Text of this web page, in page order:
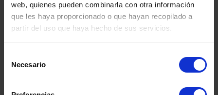
web, quienes pueden combinarla con otra información
que les haya proporcionado o que hayan recopilado a
partir del uso que haya hecho de sus servicios.
Necesario
DEPÓSITO FIBRA DE
DEPÓSITO